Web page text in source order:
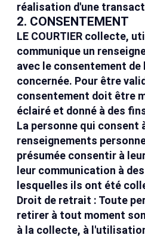
réalisation d'une
2. CONSENTEMENT
LE COURTIER collecte,
communique un
avec le consentement de
concernée. Pour être
consentement doit être
éclairé et donné à des
La personne qui consent
renseignements
présumée consentir à
leur communication à
lesquelles ils ont été
Droit de retrait : Toute
retirer à tout moment
à la collecte, à